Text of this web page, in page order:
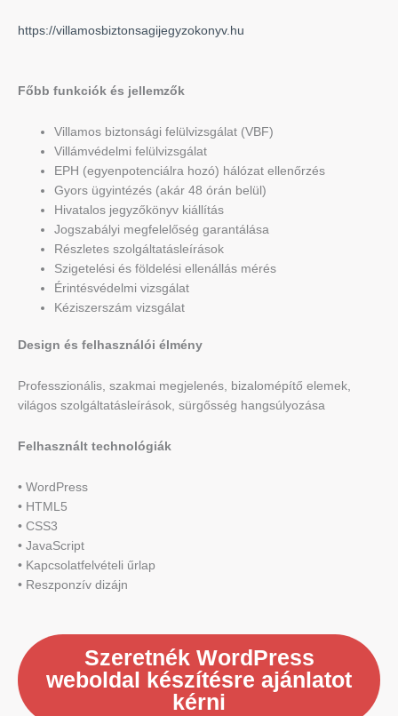
https://villamosbiztonsagijegyzokonyv.hu
Főbb funkciók és jellemzők
Villamos biztonsági felülvizsgálat (VBF)
Villámvédelmi felülvizsgálat
EPH (egyenpotenciálra hozó) hálózat ellenőrzés
Gyors ügyintézés (akár 48 órán belül)
Hivatalos jegyzőkönyv kiállítás
Jogszabályi megfelelőség garantálása
Részletes szolgáltatásleírások
Szigetelési és földelési ellenállás mérés
Érintésvédelmi vizsgálat
Kéziszerszám vizsgálat
Design és felhasználói élmény
Professzionális, szakmai megjelenés, bizalomépítő elemek,
világos szolgáltatásleírások, sürgősség hangsúlyozása
Felhasznált technológiák
• WordPress
• HTML5
• CSS3
• JavaScript
• Kapcsolatfelvételi űrlap
• Reszponzív dizájn
Szeretnék WordPress
weboldal készítésre ajánlatot
kérni